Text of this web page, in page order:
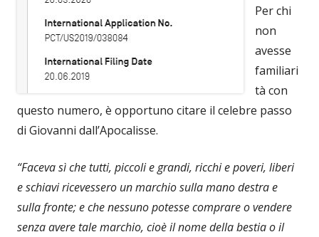
Per chi
non
avesse
familiari
tà con
questo numero, è opportuno citare il celebre passo
di Giovanni dall’Apocalisse.
“Faceva sì che tutti, piccoli e grandi, ricchi e poveri, liberi
e schiavi ricevessero un marchio sulla mano destra e
sulla fronte; e che nessuno potesse comprare o vendere
senza avere tale marchio, cioè il nome della bestia o il